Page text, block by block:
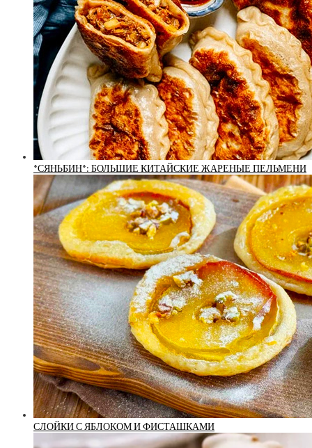
*СЯНЬБИН*: БОЛЬШИЕ КИТАЙСКИЕ ЖАРЕНЫЕ ПЕЛЬМЕНИ
СЛОЙКИ С ЯБЛОКОМ И ФИСТАШКАМИ